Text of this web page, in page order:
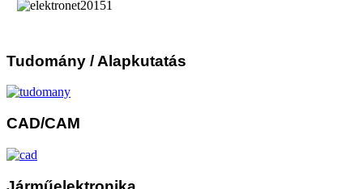
Tudomány / Alapkutatás
CAD/CAM